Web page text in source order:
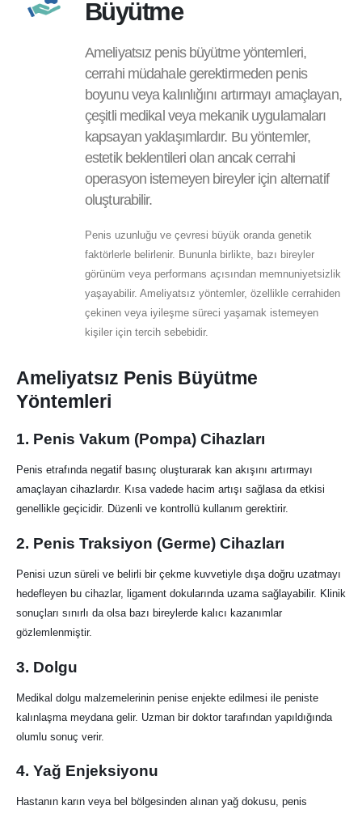
Büyütme
Ameliyatsız penis büyütme yöntemleri,
cerrahi müdahale gerektirmeden penis
boyunu veya kalınlığını artırmayı amaçlayan,
çeşitli medikal veya mekanik uygulamaları
kapsayan yaklaşımlardır. Bu yöntemler,
estetik beklentileri olan ancak cerrahi
operasyon istemeyen bireyler için alternatif
oluşturabilir.
Penis uzunluğu ve çevresi büyük oranda genetik
faktörlerle belirlenir. Bununla birlikte, bazı bireyler
görünüm veya performans açısından memnuniyetsizlik
yaşayabilir. Ameliyatsız yöntemler, özellikle cerrahiden
çekinen veya iyileşme süreci yaşamak istemeyen
kişiler için tercih sebebidir.
Ameliyatsız Penis Büyütme
Yöntemleri
1. Penis Vakum (Pompa) Cihazları
Penis etrafında negatif basınç oluşturarak kan akışını artırmayı
amaçlayan cihazlardır. Kısa vadede hacim artışı sağlasa da etkisi
genellikle geçicidir. Düzenli ve kontrollü kullanım gerektirir.
2. Penis Traksiyon (Germe) Cihazları
Penisi uzun süreli ve belirli bir çekme kuvvetiyle dışa doğru uzatmayı
hedefleyen bu cihazlar, ligament dokularında uzama sağlayabilir. Klinik
sonuçları sınırlı da olsa bazı bireylerde kalıcı kazanımlar
gözlemlenmiştir.
3. Dolgu
Medikal dolgu malzemelerinin penise enjekte edilmesi ile peniste
kalınlaşma meydana gelir. Uzman bir doktor tarafından yapıldığında
olumlu sonuç verir.
4. Yağ Enjeksiyonu
Hastanın karın veya bel bölgesinden alınan yağ dokusu, penis